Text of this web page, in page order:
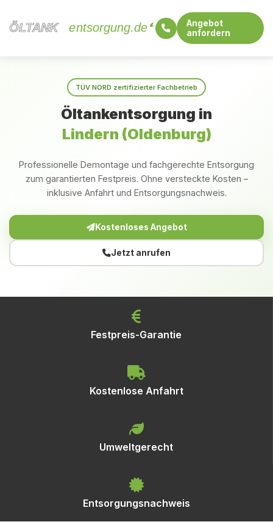
ÖLTANK
ÖLTANK entsorgung.de
Angebot
anfordern
TÜV NORD zertifizierter Fachbetrieb
Öltankentsorgung in
Lindern (Oldenburg)
Professionelle Demontage und fachgerechte Entsorgung
zum garantierten Festpreis. Ohne versteckte Kosten –
inklusive Anfahrt und Entsorgungsnachweis.
Kostenloses Angebot
Jetzt anrufen
Festpreis-Garantie
Kostenlose Anfahrt
Umweltgerecht
Entsorgungsnachweis